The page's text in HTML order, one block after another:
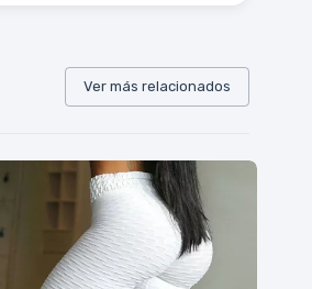
Ver más relacionados